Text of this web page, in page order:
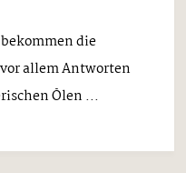
die
allem Antworten
Ölen ...